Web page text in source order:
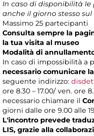
In caso di disponibilità
anche il giorno stesso sul
Massimo 25 partecipanti
Consulta sempre la
la tua visita al museo
Modalità di
In caso di impossibilità a
necessario comunicare
seguente indirizzo:
ore 8.30 – 17.00/ ven. ore
necessario chiamare il
giorni dalle ore 9.00 alle
L'incontro prevede
LIS, grazie alla